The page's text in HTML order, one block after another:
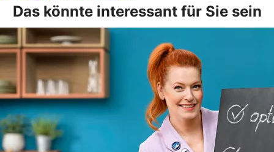
Das könnte interessant für Sie sein